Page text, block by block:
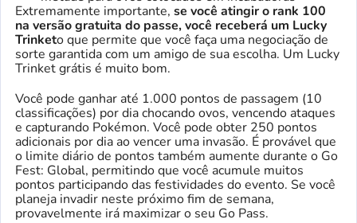
Extremamente importante, se você atingir o rank 100
na versão gratuita do passe, você receberá um Lucky
Trinketo que permite que você faça uma negociação de
sorte garantida com um amigo de sua escolha. Um Lucky
Trinket grátis é muito bom.
Você pode ganhar até 1.000 pontos de passagem (10
classificações) por dia chocando ovos, vencendo ataques
e capturando Pokémon. Você pode obter 250 pontos
adicionais por dia ao vencer uma invasão. É provável que
o limite diário de pontos também aumente durante o Go
Fest: Global, permitindo que você acumule muitos
pontos participando das festividades do evento. Se você
planeja invadir neste próximo fim de semana,
provavelmente irá maximizar o seu Go Pass.